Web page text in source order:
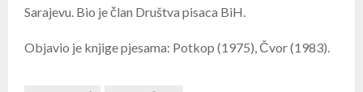
Sarajevu. Bio je član Društva pisaca BiH.
Objavio je knjige pjesama: Potkop (1975), Čvor (1983).